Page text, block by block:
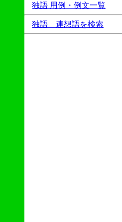
独語 用例・例文一覧
独語 連想語を検索